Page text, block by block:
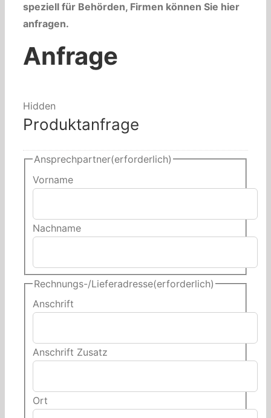
speziell für Behörden, Firmen können Sie hier
anfragen.
Anfrage
Hidden
Produktanfrage
Ansprechpartner(erforderlich)
Vorname
Nachname
Rechnungs-/Lieferadresse(erforderlich)
Anschrift
Anschrift Zusatz
Ort